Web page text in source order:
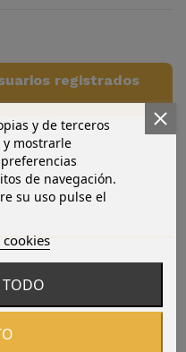
registrados
y de terceros
mostrarle
de navegación.
su uso pulse el
TODO